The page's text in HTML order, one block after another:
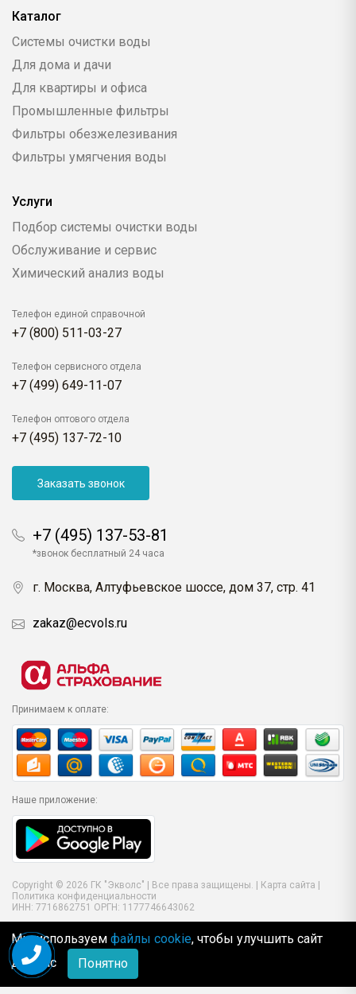
Каталог
Системы очистки воды
Для дома и дачи
Для квартиры и офиса
Промышленные фильтры
Фильтры обезжелезивания
Фильтры умягчения воды
Услуги
Подбор системы очистки воды
Обслуживание и сервис
Химический анализ воды
Телефон единой справочной
+7 (800) 511-03-27
Телефон сервисного отдела
+7 (499) 649-11-07
Телефон оптового отдела
+7 (495) 137-72-10
Заказать звонок
+7 (495) 137-53-81
*звонок бесплатный 24 часа
г. Москва, Алтуфьевское шоссе, дом 37, стр. 41
zakaz@ecvols.ru
Принимаем к оплате:
Наше приложение:
Copyright © 2026 ГК "Экволс" | Все права защищены. | Карта сайта
Политика конфиденциальности
ИНН: 7716862751 ОРГН: 1177746643062
Мы используем файлы cookie, чтобы улучшить сайт
для Вас
Понятно